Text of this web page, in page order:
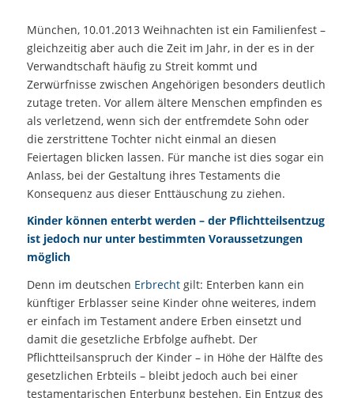
München, 10.01.2013 Weihnachten ist ein Familienfest –
gleichzeitig aber auch die Zeit im Jahr, in der es in der
Verwandtschaft häufig zu Streit kommt und
Zerwürfnisse zwischen Angehörigen besonders deutlich
zutage treten. Vor allem ältere Menschen empfinden es
als verletzend, wenn sich der entfremdete Sohn oder
die zerstrittene Tochter nicht einmal an diesen
Feiertagen blicken lassen. Für manche ist dies sogar ein
Anlass, bei der Gestaltung ihres Testaments die
Konsequenz aus dieser Enttäuschung zu ziehen.
Kinder können enterbt werden – der Pflichtteilsentzug
ist jedoch nur unter bestimmten Voraussetzungen
möglich
Denn im deutschen Erbrechtgilt: Enterben kann ein
künftiger Erblasser seine Kinder ohne weiteres, indem
er einfach im Testament andere Erben einsetzt und
damit die gesetzliche Erbfolge aufhebt. Der
Pflichtteilsanspruch der Kinder – in Höhe der Hälfte des
gesetzlichen Erbteils – bleibt jedoch auch bei einer
testamentarischen Enterbung bestehen. Ein Entzug des